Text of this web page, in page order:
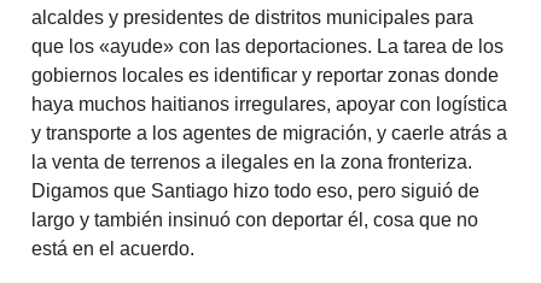
alcaldes y presidentes de distritos municipales para
que los «ayude» con las deportaciones. La tarea de los
gobiernos locales es identificar y reportar zonas donde
haya muchos haitianos irregulares, apoyar con logística
y transporte a los agentes de migración, y caerle atrás a
la venta de terrenos a ilegales en la zona fronteriza.
Digamos que Santiago hizo todo eso, pero siguió de
largo y también insinuó con deportar él, cosa que no
está en el acuerdo.